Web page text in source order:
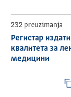
232 preuzimanja
Регистар
квалитета за
медицини